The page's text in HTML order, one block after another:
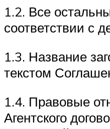
1.2. Все
соответствии с
1.3. Название
текстом
1.4. Правовые
Агентского